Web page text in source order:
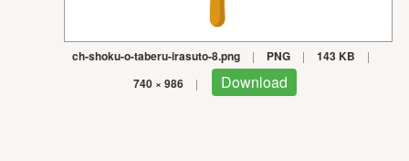
ch-shoku-o-taberu-irasuto-8.png | PNG | 143 KB |
740 × 986 | Download